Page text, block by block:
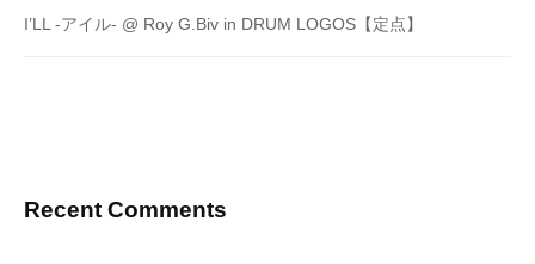
I’LL -アイル- @ Roy G.Biv in DRUM LOGOS【定点】
Recent Comments